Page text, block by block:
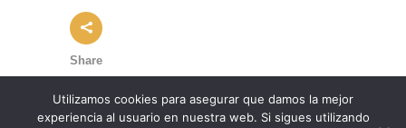
Share
Utilizamos cookies para asegurar que damos la mejor
experiencia al usuario en nuestra web. Si sigues utilizando